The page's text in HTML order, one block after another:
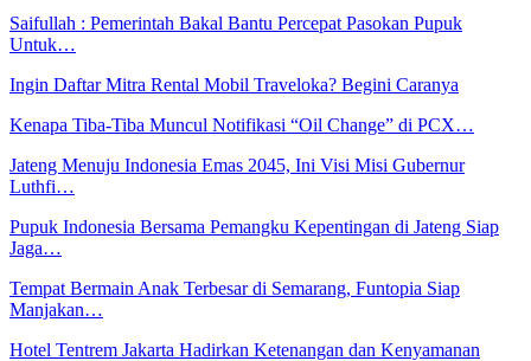
Saifullah : Pemerintah Bakal Bantu Percepat Pasokan Pupuk
Untuk…
Ingin Daftar Mitra Rental Mobil Traveloka? Begini Caranya
Kenapa Tiba-Tiba Muncul Notifikasi “Oil Change” di PCX…
Jateng Menuju Indonesia Emas 2045, Ini Visi Misi Gubernur
Luthfi…
Pupuk Indonesia Bersama Pemangku Kepentingan di Jateng Siap
Jaga…
Tempat Bermain Anak Terbesar di Semarang, Funtopia Siap
Manjakan…
Hotel Tentrem Jakarta Hadirkan Ketenangan dan Kenyamanan